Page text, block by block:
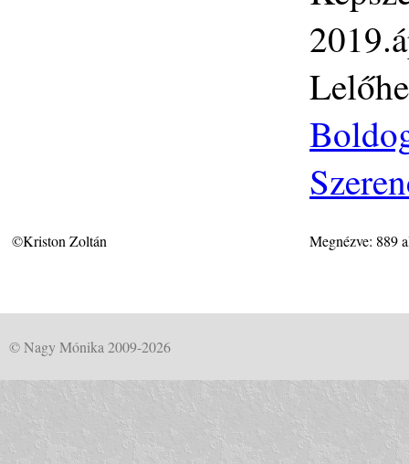
©Kriston Zoltán Megnézve: 889
© Nagy Mónika 2009-2026